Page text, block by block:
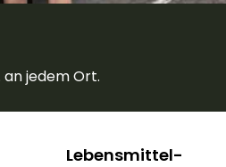
jedem Ort.